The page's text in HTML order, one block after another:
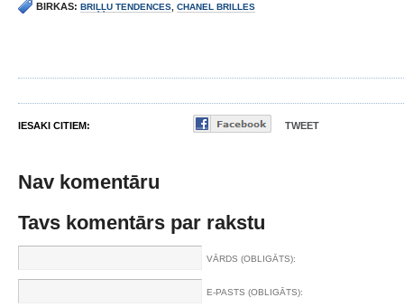
BIRKAS: BRIĻĻU TENDENCES CHANEL BRILLES
IESAKI CITIEM: TWEET
Nav komentāru
Tavs komentārs par rakstu
VĀRDS (OBLIGĀTS):
E-PASTS (OBLIGĀTS):